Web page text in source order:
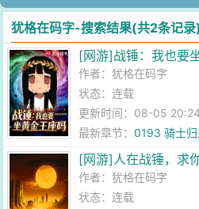
犹格在码字-搜索结果(共2条记录)
[网游]战锤：我也要
作者： 犹格在码字
状态：连载
更新时间：08-05
最新章节：0193 骑士归
[网游]人在战锤，求
作者： 犹格在码字
状态：连载